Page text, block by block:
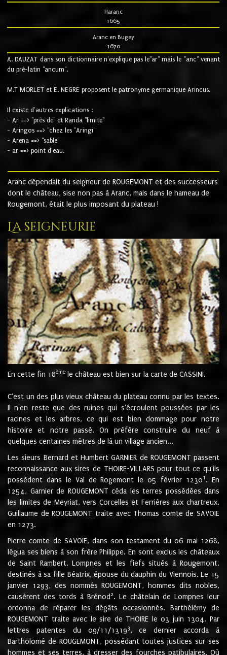
Haranc
1665
Aranc en Bugey
1670
A. DAUZAT dans son dictionnaire n'explique pas le"ar" mais le "anc" venant
du pré-latin "ancum".
M.T MORLET et E. NEGRE proposent le patronyme germanique Arincus.
Il existe d'autres explications :
- Ar ==> "près de" et Randa "limite"
- Aringos ==> "chez les "Aringi"
- Arena ==> "sable"
- ar ==> point d'eau.
Aranc dépendait du seigneur de ROUGEMONT et des successeurs
dont le château, sise non pas à Aranc, mais dans le hameau de
Rougemont, était le plus imposant du plateau !
La seigneurie
En cette fin 18ème le château est bien sur la carte de CASSINI.
C'est un des plus vieux château du plateau connu par les textes.
Il n'en reste que des ruines qui s'écroulent poussées par les
racines et les arbres, ce qui est bien dommage pour notre
histoire et notre passé. On préfère construire du neuf à
quelques centaines mètres de là un village ancien...
Les sieurs Bernard et Humbert GARNIER de ROUGEMONT passent
reconnaissance aux sires de THOIRE-VILLARS pour tout ce qu'ils
possèdent dans le Val de Rogemont le 05 février 12301 . En
1254, Garnier de ROUGEMONT céda les terres possédées dans
les limites de Meyriat, vers Corcelles et Ferrières aux chartreux.
Guillaume de ROUGEMONT traite avec Thomas comte de SAVOIE
en 1273.
Pierre comte de SAVOIE, dans son testament du 06 mai 1268,
légua ses biens à son frère Philippe. En sont exclus les châteaux
de Saint Rambert, Lompnes et les fiefs situés à Rougemont,
destinés à sa fille Béatrix, épouse du dauphin du Viennois. Le 15
janvier 1293, des nommés ROUGEMONT, hommes dits nobles,
causèrent des tords à Brénod 2. Le châtelain de Lompnes leur
ordonna de réparer les dégâts occasionnés. Barthélémy de
ROUGEMONT traite avec le sire de THOIRE le 03 juin 1304. Par
lettres patentes du 09/11/13193, ce dernier accorda à
Bartholomé de ROUGEMONT, possédant toutes justices sur ses
hommes et ses terres, à dresser des fourches patibulaires. Où